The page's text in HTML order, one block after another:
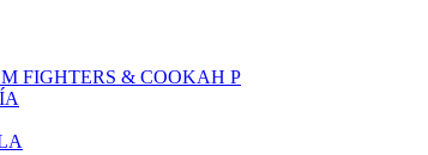
FIGHTERS & COOKAH P